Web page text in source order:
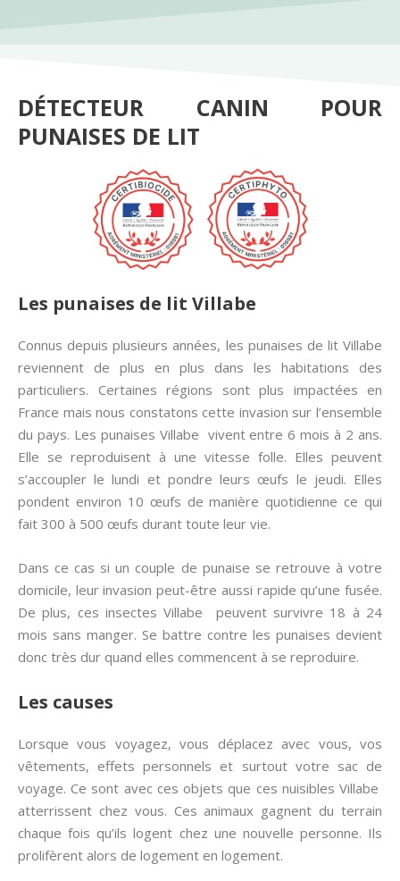
DÉTECTEUR CANIN POUR
PUNAISES DE LIT
Les punaises de lit Villabe
Connus depuis plusieurs années, les punaises de lit Villabe
reviennent de plus en plus dans les habitations des
particuliers. Certaines régions sont plus impactées en
France mais nous constatons cette invasion sur l’ensemble
du pays. Les punaises Villabe vivent entre 6 mois à 2 ans.
Elle se reproduisent à une vitesse folle. Elles peuvent
s’accoupler le lundi et pondre leurs œufs le jeudi. Elles
pondent environ 10 œufs de manière quotidienne ce qui
fait 300 à 500 œufs durant toute leur vie.
Dans ce cas si un couple de punaise se retrouve à votre
domicile, leur invasion peut-être aussi rapide qu’une fusée.
De plus, ces insectes Villabe peuvent survivre 18 à 24
mois sans manger. Se battre contre les punaises devient
donc très dur quand elles commencent à se reproduire.
Les causes
Lorsque vous voyagez, vous déplacez avec vous, vos
vêtements, effets personnels et surtout votre sac de
voyage. Ce sont avec ces objets que ces nuisibles Villabe
atterrissent chez vous. Ces animaux gagnent du terrain
chaque fois qu’ils logent chez une nouvelle personne. Ils
prolifèrent alors de logement en logement.